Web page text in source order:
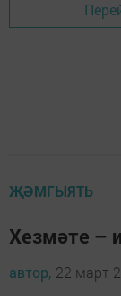
ҖӘМГЫЯТЬ
Хезмәте –
автор, 22 март